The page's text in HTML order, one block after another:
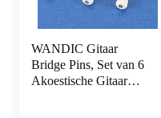
WANDIC Gitaar
Bridge Pins, Set van 6
Akoestische Gitaar